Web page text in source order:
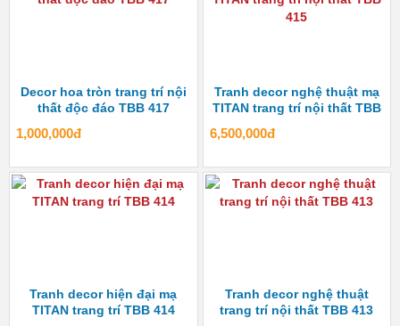
Decor hoa tròn trang trí nội
thất độc đáo TBB 417
1,000,000đ
Tranh decor nghệ thuật mạ
TITAN trang trí nội thất TBB
6,500,000đ
Tranh decor hiện đại mạ
TITAN trang trí TBB 414
Tranh decor nghệ thuật
trang trí nội thất TBB 413